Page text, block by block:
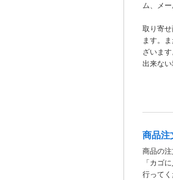
ム、メー
取り寄
ます。
ざいま
出来な
商品注
商品の
「カゴ
行って